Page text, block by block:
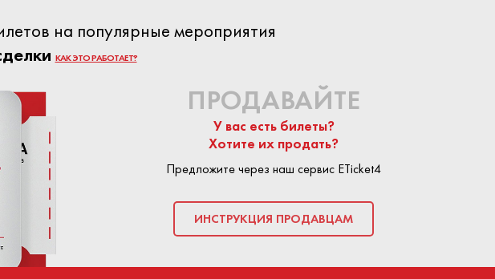
на популярные мероприятия
КАК ЭТО РАБОТАЕТ?
ПРОДАВАЙТЕ
У вас есть билеты?
Хотите их продать?
Предложите через наш сервис ETicket4
ИНСТРУКЦИЯ ПРОДАВЦАМ